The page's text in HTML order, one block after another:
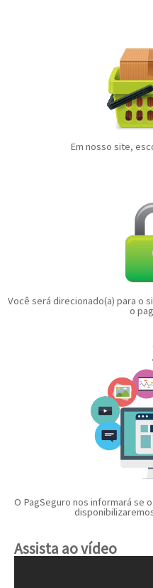
Em nosso site,
Você será direcionado(a) para o
o
O PagSeguro nos informará se
Assista ao vídeo